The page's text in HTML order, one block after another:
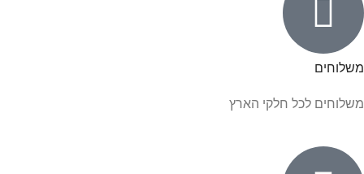
משלוחים
משלוחים לכל חלקי הארץ